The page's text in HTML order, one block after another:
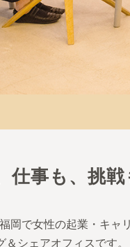
仕事も、挑戦
岡で女性の起業・キャ
シェアオフィスです。